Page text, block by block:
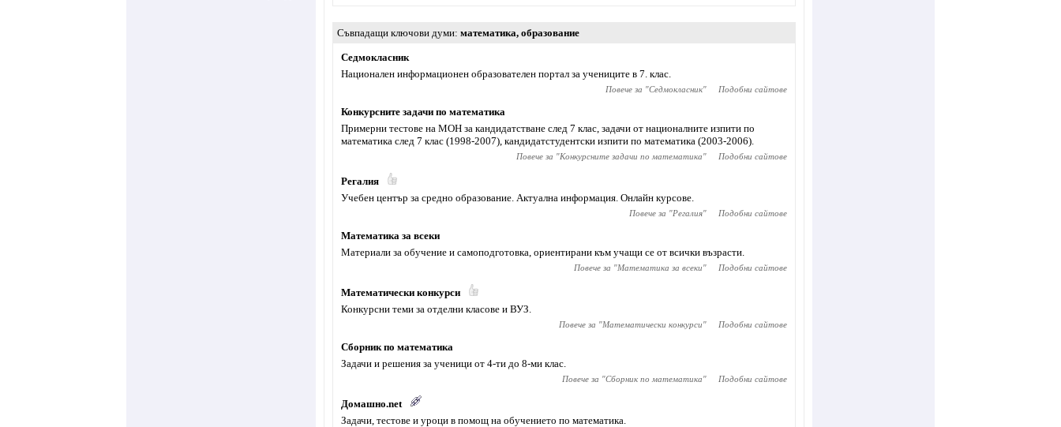
Съвпадащи ключови думи математика, образование
Седмокласник
Национален информационен образователен портал за учениците в 7. клас.
Повече за "Седмокласник" Подобни сайтове
Конкурсните задачи по математика
Примерни тестове на МОН за кандидатстване след 7 клас, задачи от националните изпити по
математика след 7 клас (1998-2007), кандидатстудентски изпити по математика (2003-2006).
Повече за "Конкурсните задачи по математика" Подобни сайтове
Регалия
Учебен център за средно образование. Актуална информация. Онлайн курсове.
Повече за "Регалия" Подобни сайтове
Математика за всеки
Материали за обучение и самоподготовка, ориентирани към учащи се от всички възрасти.
Повече за "Математика за всеки" Подобни сайтове
Математически конкурси
Конкурсни теми за отделни класове и ВУЗ.
Повече за "Математически конкурси" Подобни сайтове
Сборник по математика
Задачи и решения за ученици от 4-ти до 8-ми клас.
Повече за "Сборник по математика" Подобни сайтове
Домашно.net
Задачи, тестове и уроци в помощ на обучението по математика.